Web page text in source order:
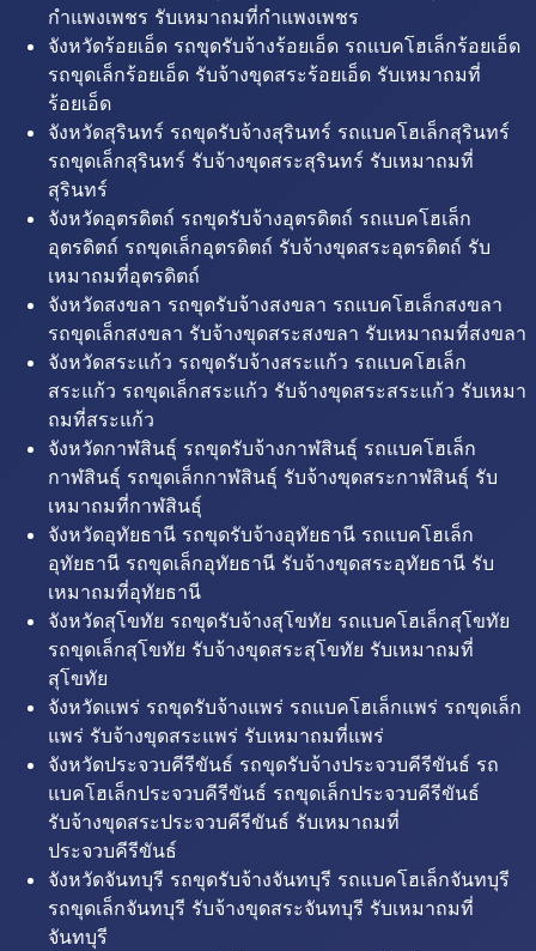
กำแพงเพชร รับเหมาถมที่กำแพงเพชร
จังหวัดร้อยเอ็ด รถขุดรับจ้างร้อยเอ็ด รถแบคโฮเล็กร้อยเอ็ด
รถขุดเล็กร้อยเอ็ด รับจ้างขุดสระร้อยเอ็ด รับเหมาถมที่
ร้อยเอ็ด
จังหวัดสุรินทร์ รถขุดรับจ้างสุรินทร์ รถแบคโฮเล็กสุรินทร์
รถขุดเล็กสุรินทร์ รับจ้างขุดสระสุรินทร์ รับเหมาถมที่
สุรินทร์
จังหวัดอุตรดิตถ์ รถขุดรับจ้างอุตรดิตถ์ รถแบคโฮเล็ก
อุตรดิตถ์ รถขุดเล็กอุตรดิตถ์ รับจ้างขุดสระอุตรดิตถ์ รับ
เหมาถมที่อุตรดิตถ์
จังหวัดสงขลา รถขุดรับจ้างสงขลา รถแบคโฮเล็กสงขลา
รถขุดเล็กสงขลา รับจ้างขุดสระสงขลา รับเหมาถมที่สงขลา
จังหวัดสระแก้ว รถขุดรับจ้างสระแก้ว รถแบคโฮเล็ก
สระแก้ว รถขุดเล็กสระแก้ว รับจ้างขุดสระสระแก้ว รับเหมา
ถมที่สระแก้ว
จังหวัดกาฬสินธุ์ รถขุดรับจ้างกาฬสินธุ์ รถแบคโฮเล็ก
กาฬสินธุ์ รถขุดเล็กกาฬสินธุ์ รับจ้างขุดสระกาฬสินธุ์ รับ
เหมาถมที่กาฬสินธุ์
จังหวัดอุทัยธานี รถขุดรับจ้างอุทัยธานี รถแบคโฮเล็ก
อุทัยธานี รถขุดเล็กอุทัยธานี รับจ้างขุดสระอุทัยธานี รับ
เหมาถมที่อุทัยธานี
จังหวัดสุโขทัย รถขุดรับจ้างสุโขทัย รถแบคโฮเล็กสุโขทัย
รถขุดเล็กสุโขทัย รับจ้างขุดสระสุโขทัย รับเหมาถมที่
สุโขทัย
จังหวัดแพร่ รถขุดรับจ้างแพร่ รถแบคโฮเล็กแพร่ รถขุดเล็ก
แพร่ รับจ้างขุดสระแพร่ รับเหมาถมที่แพร่
จังหวัดประจวบคีรีขันธ์ รถขุดรับจ้างประจวบคีรีขันธ์ รถ
แบคโฮเล็กประจวบคีรีขันธ์ รถขุดเล็กประจวบคีรีขันธ์
รับจ้างขุดสระประจวบคีรีขันธ์ รับเหมาถมที่
ประจวบคีรีขันธ์
จังหวัดจันทบุรี รถขุดรับจ้างจันทบุรี รถแบคโฮเล็กจันทบุรี
รถขุดเล็กจันทบุรี รับจ้างขุดสระจันทบุรี รับเหมาถมที่
จันทบุรี